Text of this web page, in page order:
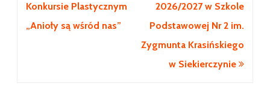
Konkursie Plastycznym
„Anioły są wśród nas”
2026/2027 w Szkole
Podstawowej Nr 2 im.
Zygmunta Krasińskiego
w Siekierczynie